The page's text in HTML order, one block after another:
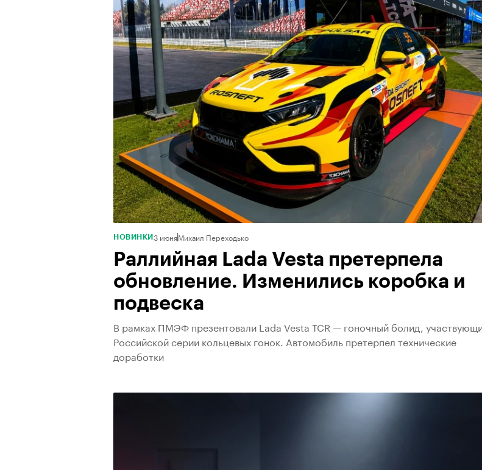
НОВИНКИ 3 июняМихаил Переходько
Раллийная Lada Vesta претерпела
обновление. Изменились коробка и
подвеска
В рамках ПМЭФ презентовали Lada Vesta TCR — гоночный болид,
Российской серии кольцевых гонок. Автомобиль претерпел технические
доработки